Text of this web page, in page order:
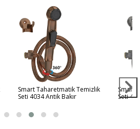
Smart Taharetmatik Temizlik
Seti 4034 Antik Bakır
Smart
Seti